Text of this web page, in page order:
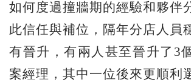
如何度過撞牆期的經驗和夥伴
此信任與補位，隔年分店人員
有晉升，有兩人甚至晉升了3
案經理，其中一位後來更順利